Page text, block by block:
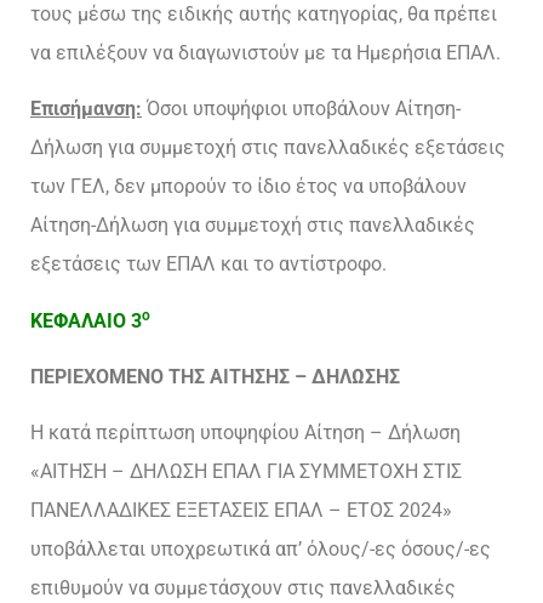
τους μέσω της ειδικής αυτής κατηγορίας, θα πρέπει
να επιλέξουν να διαγωνιστούν με τα Ημερήσια ΕΠΑΛ.
Επισήμανση: Όσοι υποψήφιοι υποβάλουν Αίτηση-
Δήλωση για συμμετοχή στις πανελλαδικές εξετάσεις
των ΓΕΛ, δεν μπορούν το ίδιο έτος να υποβάλουν
Αίτηση-Δήλωση για συμμετοχή στις πανελλαδικές
εξετάσεις των ΕΠΑΛ και το αντίστροφο.
ΚΕΦΑΛΑΙΟ 3ο
ΠΕΡΙΕΧΟΜΕΝΟ ΤΗΣ ΑΙΤΗΣΗΣ – ΔΗΛΩΣΗΣ
Η κατά περίπτωση υποψηφίου Αίτηση – Δήλωση
«ΑΙΤΗΣΗ – ΔΗΛΩΣΗ ΕΠΑΛ ΓΙΑ ΣΥΜΜΕΤΟΧΗ ΣΤΙΣ
ΠΑΝΕΛΛΑΔΙΚΕΣ ΕΞΕΤΑΣΕΙΣ ΕΠΑΛ – ΕΤΟΣ 2024»
υποβάλλεται υποχρεωτικά απ’ όλους/-ες όσους/-ες
επιθυμούν να συμμετάσχουν στις πανελλαδικές